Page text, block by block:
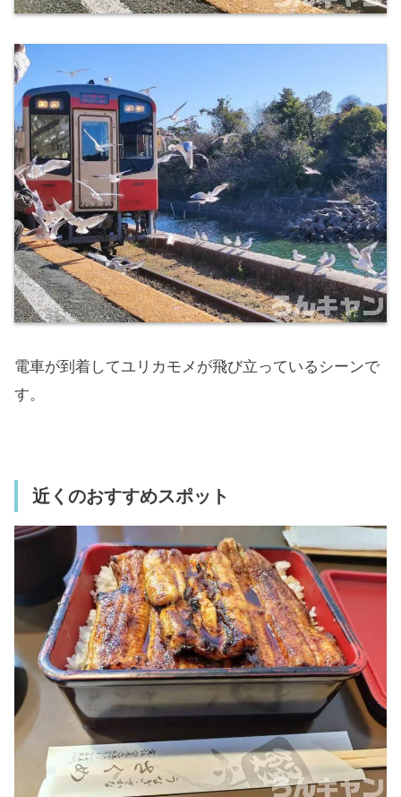
電車が到着してユリカモメが飛び立っているシーンで
す。
近くのおすすめスポット